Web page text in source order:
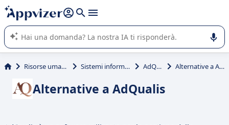
righe con
shift + enter
L'IA di Appvizer vi guida nell'utilizzo o nella scelta di un
software SaaS per la vostra azienda.
Risorse umane (HR) Sistemi informativi HR AdQualis Alternative a AdQualis
Alternative a AdQualis